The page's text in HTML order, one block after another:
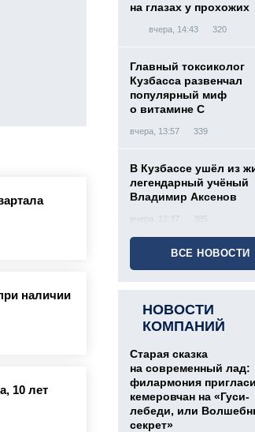
наличии
10 лет
на глазах у прохожих
вчера, 14:43 320
Главный токсиколог
Кузбасса развенчал
популярный миф
о витамине С
вчера, 13:57 339
В Кузбассе ушёл из
легендарный учёный
Владимир Аксенов
вчера, 12:37 385
ВСЕ НОВОСТИ
НОВОСТИ
КОМПАНИЙ
Старая сказка
на современный лад:
филармония
кемеровчан на «Гуси-
лебеди, или
секрет»